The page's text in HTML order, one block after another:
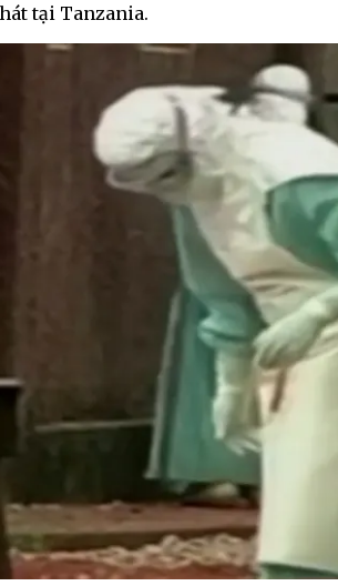
tại Tanzania.